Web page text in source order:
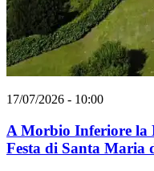
17/07/2026 - 10:00
A Morbio Inferiore la
Festa di Santa Maria